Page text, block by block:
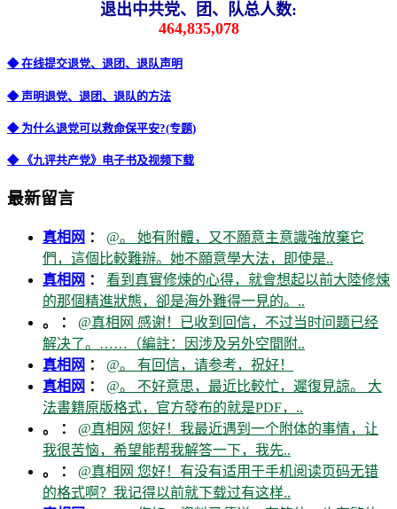
退出中共党、团、队总人数:
464,835,078
◆ 在线提交退党、退团、退队声明
◆ 声明退党、退团、退队的方法
◆ 为什么退党可以救命保平安?(专题)
◆ 《九评共产党》电子书及视频下载
最新留言
真相网 ： @。 她有附體，又不願意主意識強放棄它
們，這個比較難辦。她不願意學大法，即使是..
真相网 ： 看到真實修煉的心得，就會想起以前大陸修煉
的那個精進狀態，卻是海外難得一見的。..
。 ： @真相网 感谢！已收到回信，不过当时问题已经
解决了。……（編註：因涉及另外空間附..
真相网 ： @。 有回信，请参考，祝好！
真相网 ： @。 不好意思，最近比較忙，遲復見諒。 大
法書籍原版格式，官方發布的就是PDF，..
。 ： @真相网 您好！我最近遇到一个附体的事情，让
我很苦恼，希望能帮我解答一下，我先..
。 ： @真相网 您好！有没有适用于手机阅读页码无错
的格式啊？我记得以前就下载过有这样..